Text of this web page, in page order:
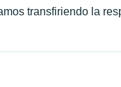
transfiriendo la